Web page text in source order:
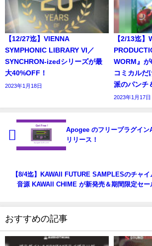
【12/27迄】VIENNA
SYMPHONIC LIBRARY VI／
SYNCHRON-izedシリーズが最
大40%OFF！
2023年1月18日
【2/13迄】
WORM』が
コミカルだ
派のパンチ
2023年1月17日
Apogee のフリープラグイ
リリース！
【8/4迄】KAWAII FUTURE SAMPLESのチャイ
音源 KAWAII CHIME が新発売＆期間限定セー
おすすめの記事